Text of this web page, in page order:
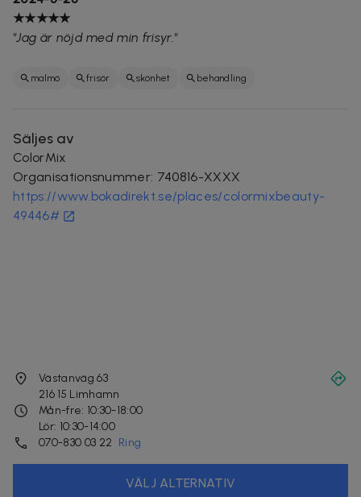
★★★★★
"Jag är nöjd med min frisyr. "
malmö frisör skönhet behandling
Säljes av
ColorMix
Organisationsnummer: 740816-XXXX
https://www.bokadirekt.se/places/colormixbeauty-
49446#
Västanväg 63
216 15 Limhamn
Mån-fre: 10:30-18:00
Lör: 10:30-14:00
070-830 03 22 Ring
VÄLJ ALTERNATIV